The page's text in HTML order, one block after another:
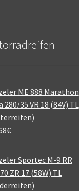
ME 888 Marathon
280/35 VR 18 (84V) TL
€
Sportec M-9 RR
ZR 17 (58W) TL